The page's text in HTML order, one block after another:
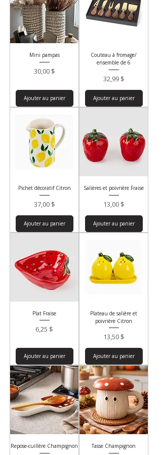
Mini pampas
Prix
30,00 $
Ajouter au panier
Couteau à fromage/
ensemble de 6
Prix
32,99 $
Ajouter au panier
Pichet décoratif Citron
Prix
37,00 $
Ajouter au panier
Salières et poivrière Fraise
Prix
13,00 $
Ajouter au panier
Plat Fraise
Prix
6,25 $
Ajouter au panier
Plateau de salière et
poivrière Citron
Prix
13,50 $
Ajouter au panier
Repose-cuillère Champignon Tasse Champignon